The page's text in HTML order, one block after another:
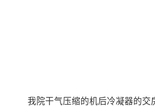
我院干气压缩的机后冷凝器的交